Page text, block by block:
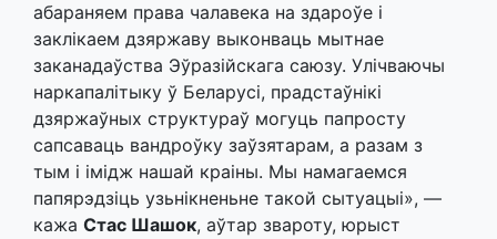
абараняем права чалавека на здароўе і
заклікаем дзяржаву выконваць мытнае
заканадаўства Эўразійскага саюзу. Улічваючы
наркапалітыку ў Беларусі, прадстаўнікі
дзяржаўных структураў могуць папросту
сапсаваць вандроўку заўзятарам, а разам з
тым і імідж нашай краіны. Мы намагаемся
папярэдзіць узьнікненьне такой сытуацыі», —
кажа Стас Шашок, аўтар звароту, юрыст